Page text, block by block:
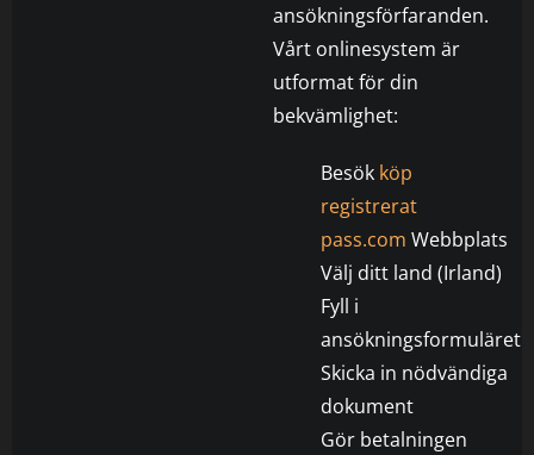
ansökningsförfaranden.
Vårt onlinesystem är
utformat för din
bekvämlighet:
Besök köp
registrerat
pass.com Webbplats
Välj ditt land (Irland)
Fyll i
ansökningsformuläret
Skicka in nödvändiga
dokument
Gör betalningen